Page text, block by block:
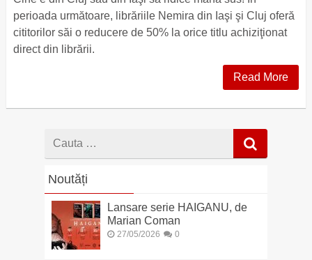
perioada următoare, librăriile Nemira din Iaşi şi Cluj oferă
cititorilor săi o reducere de 50% la orice titlu achiziţionat
direct din librării.
Read More
Cauta
Noutăți
Lansare serie HAIGANU, de
Marian Coman
27/05/2026 0